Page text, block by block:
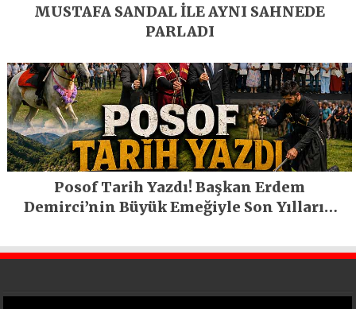
MUSTAFA SANDAL İLE AYNI SAHNEDE
PARLADI
Posof Tarih Yazdı! Başkan Erdem
Demirci’nin Büyük Emeğiyle Son Yılların